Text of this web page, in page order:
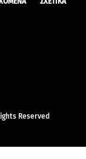
Reserved